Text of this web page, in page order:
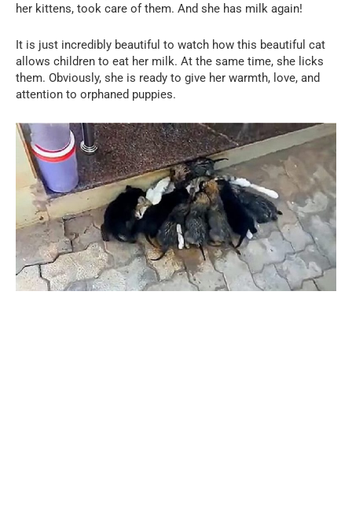
her kittens, took care of them. And she has milk again!
It is just incredibly beautiful to watch how this beautiful cat
allows children to eat her milk. At the same time, she licks
them. Obviously, she is ready to give her warmth, love, and
attention to orphaned puppies.